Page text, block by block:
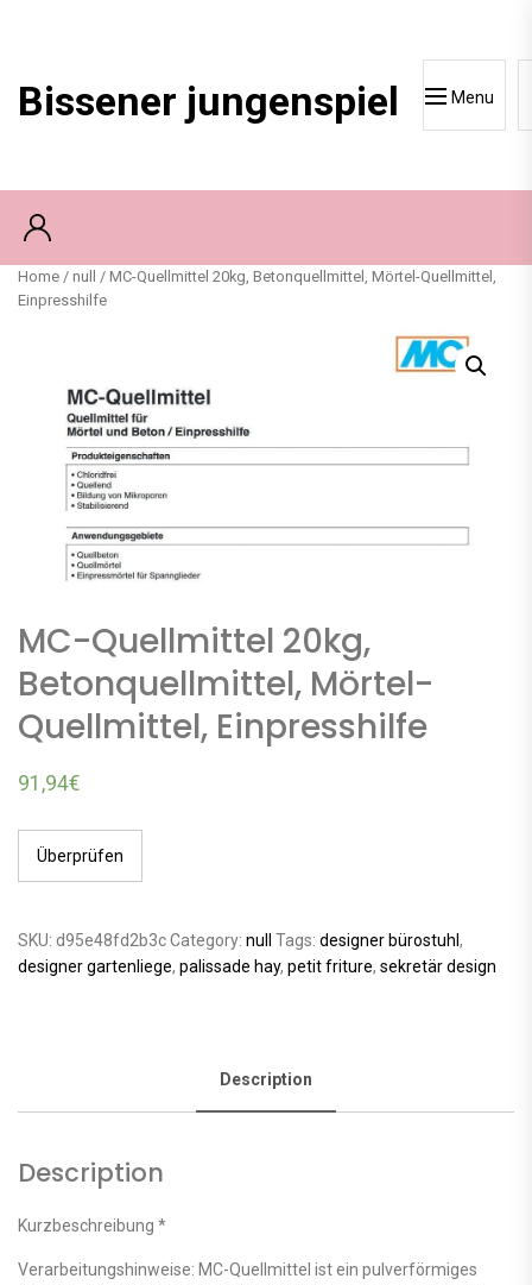
Bissener jungenspiel Menu
Home / null
/ MC-Quellmittel 20kg, Betonquellmittel, Mörtel-Quellmittel,
Einpresshilfe
MC-Quellmittel 20kg,
Betonquellmittel, Mörtel-
Quellmittel, Einpresshilfe
91,94€
Überprüfen
SKU: d95e48fd2b3cCategory: null Tags: designer bürostuhl ,
designer gartenliege, palissade hay, petit friture, sekretär design
Description
Description
Kurzbeschreibung *
Verarbeitungshinweise: MC-Quellmittel ist ein pulverförmiges